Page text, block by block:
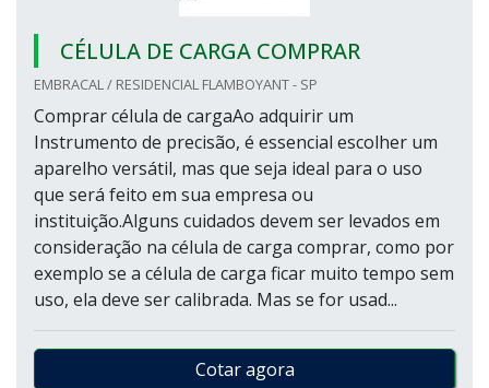
CÉLULA DE CARGA COMPRAR
EMBRACAL / RESIDENCIAL FLAMBOYANT - SP
Comprar célula de cargaAo adquirir um
Instrumento de precisão, é essencial escolher um
aparelho versátil, mas que seja ideal para o uso
que será feito em sua empresa ou
instituição.Alguns cuidados devem ser levados em
consideração na célula de carga comprar, como por
exemplo se a célula de carga ficar muito tempo sem
uso, ela deve ser calibrada. Mas se for usad...
Cotar agora